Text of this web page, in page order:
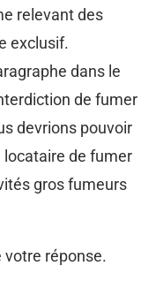
relevant des
exclusif.
dans le
de fumer
devrions pouvoir
locataire de fumer
gros fumeurs
votre réponse.